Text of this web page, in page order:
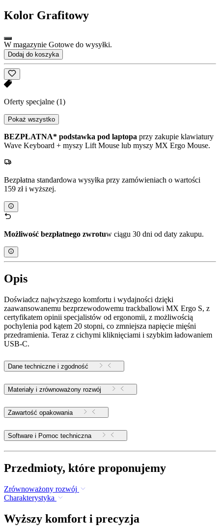
Kolor Grafitowy
W magazynie Gotowe do wysyłki.
Dodaj do koszyka
Oferty specjalne (1)
Pokaż wszystko
BEZPŁATNA* podstawka pod laptopa przy zakupie klawiatury
Wave Keyboard + myszy Lift Mouse lub myszy MX Ergo Mouse.
Bezpłatna standardowa wysyłka przy zamówieniach o wartości
159 zł i wyższej.
Możliwość bezpłatnego zwrotuw ciągu 30 dni od daty zakupu.
Opis
Doświadcz najwyższego komfortu i wydajności dzięki
zaawansowanemu bezprzewodowemu trackballowi MX Ergo S, z
certyfikatem opinii specjalistów od ergonomii, z możliwością
pochylenia pod kątem 20 stopni, co zmniejsza napięcie mięśni
przedramienia. Teraz z cichymi kliknięciami i szybkim ładowaniem
USB-C.
Dane techniczne i zgodność
Materiały i zrównoważony rozwój
Zawartość opakowania
Software i Pomoc techniczna
Przedmioty, które proponujemy
Zrównoważony rozwój
Charakterystyka
Wyższy komfort i precyzja